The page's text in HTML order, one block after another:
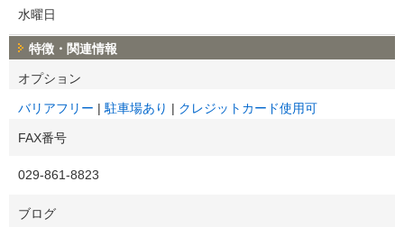
水曜日
特徴・関連情報
オプション
バリアフリー 駐車場あり クレジットカード使用可
FAX番号
029-861-8823
ブログ